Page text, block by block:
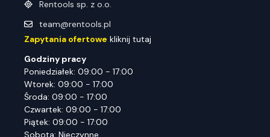
Rentools sp. z o.o.
team@rentools.pl
Zapytania ofertowe kliknij tutaj
Godziny pracy
Poniedziałek: 09:00 - 17:00
Wtorek: 09:00 - 17:00
Środa: 09:00 - 17:00
Czwartek: 09:00 - 17:00
Piątek: 09:00 - 17:00
Sobota: Nieczynne